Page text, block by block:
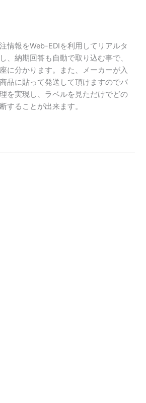
情報をWeb-EDIを利用してリアルタ
、納期回答も自動で取り込む事で、
に分かります。また、メーカーが入
品に貼って発送して頂けますのでバ
を実現し、ラベルを見ただけでどの
することが出来ます。